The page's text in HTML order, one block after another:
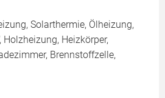
Solarthermie, Ölheizung,
Holzheizung, Heizkörper,
Brennstoffzelle,